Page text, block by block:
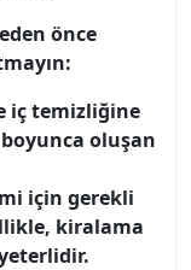
önce
iç temizliğine
oluşan
için gerekli
kiralama